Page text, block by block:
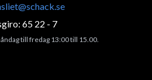
65 22 - 7
till fredag 13:00 till 15.00.